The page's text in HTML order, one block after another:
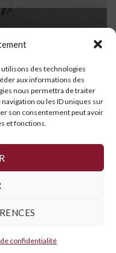
des technologies
aux informations des
nous permettra de traiter
ou les ID uniques sur
son consentement peut avoir
et fonctions.
confidentialité
Inuit Brousseau